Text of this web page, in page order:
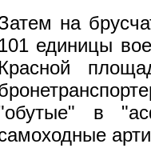
на
единицы
Красной
в